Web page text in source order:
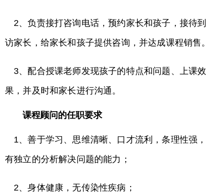
2、负责接打咨询电话，预约家长和孩子，接待到
访家长，给家长和孩子提供咨询，并达成课程销售。
3、配合授课老师发现孩子的特点和问题、上课效
果，并及时和家长进行沟通。
课程顾问的任职要求
1、善于学习、思维清晰、口才流利，条理性强，
有独立的分析解决问题的能力；
2、身体健康，无传染性疾病；